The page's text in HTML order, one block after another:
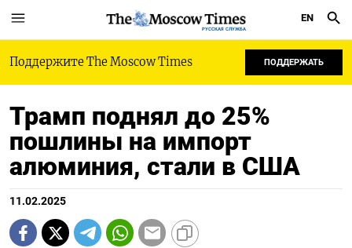
РУССКАЯ СЛУЖБА
EN
Поддержите The Moscow Times ПОДДЕРЖАТЬ
Трамп поднял до 25%
пошлины на импорт
алюминия, стали в США
11.02.2025